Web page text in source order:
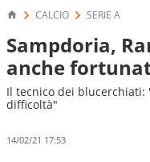
CALCIO SERIE A
Sampdoria,
anche
Il tecnico dei
difficoltà"
14/02/21 17:53